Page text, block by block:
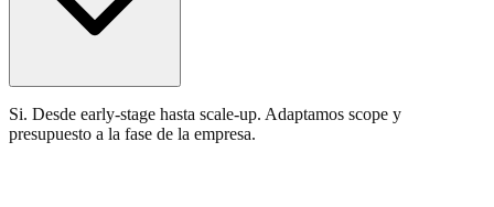
Si. Desde early-stage hasta scale-up. Adaptamos scope y
presupuesto a la fase de la empresa.